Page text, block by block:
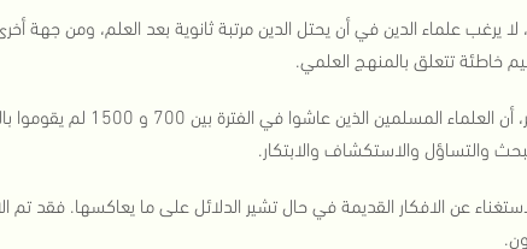
يرغب علماء الدين في أن يحتل الدين مرتبة ثانوية بعد العلم، ومن جهة
خاطئة تتعلق بالمنهج العلمي.
ومن المثير، أن العلماء
والتساؤل والاستكشاف والابتكار.
عن الافكار القديمة في حال تشير الدلائل على ما يعاكسها. فقد